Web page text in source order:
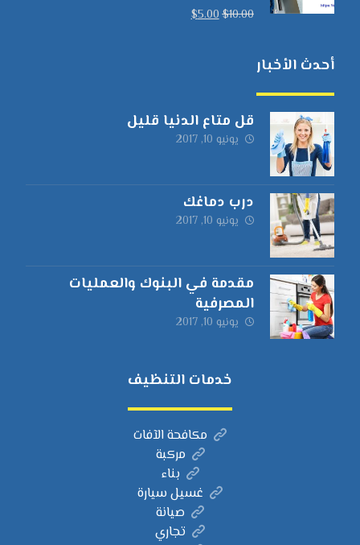
$10.00
$5.00
أحدث الأخبار
قل متاع الدنيا قليل
يونيو 10, 2017
درب دماغك
يونيو 10, 2017
مقدمة في البنوك والعمليات
المصرفية
يونيو 10, 2017
خدمات التنظيف
مكافحة الآفات
مركبة
بناء
غسيل سيارة
صيانة
تجاري